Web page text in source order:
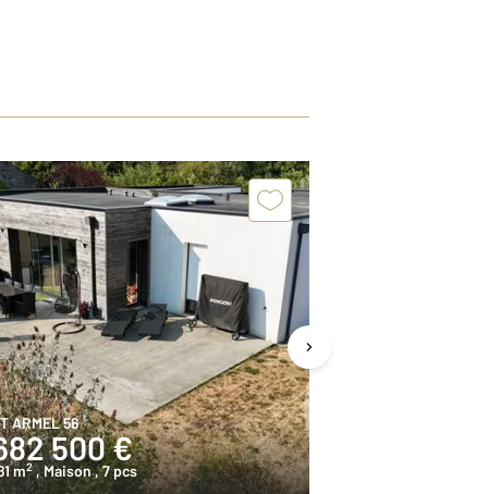
ARMEL 56
500 €
m2 , Maison, 7 pcs